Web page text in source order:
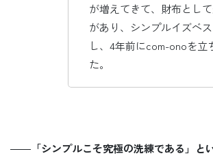
が増えてきて、財布とし
があり、シンプルイズベ
し、4年前にcom-onoを立
た。
―― 「シンプルこそ究極の洗練である」と